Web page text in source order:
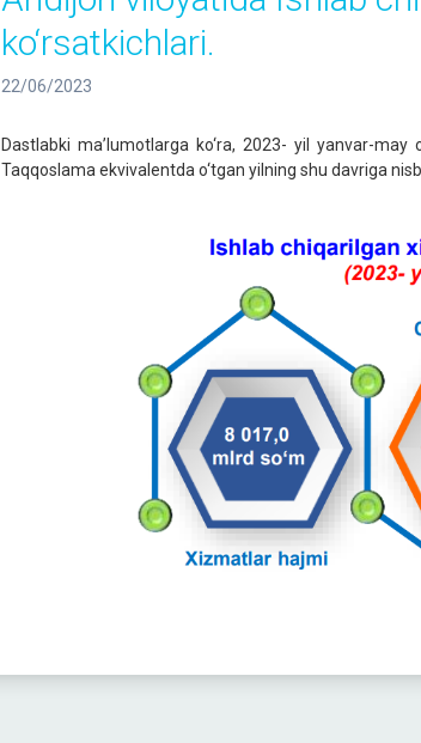
ko‘rsatkichlari.
22/06/2023
Dastlabki ma’lumotlarga ko‘ra, 2023- yil yanvar-
Taqqoslama ekvivalentda o‘tgan yilning shu davriga